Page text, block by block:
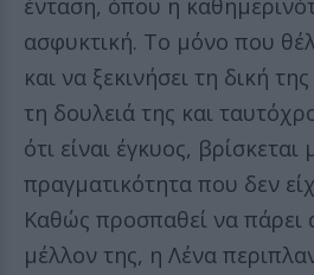
ένταση, όπου η
ασφυκτική. Το μόνο που
και να ξεκινήσει τη δική
τη δουλειά της και
ότι είναι έγκυος,
πραγματικότητα που δεν
Καθώς προσπαθεί να πάρει
μέλλον της, η Λένα